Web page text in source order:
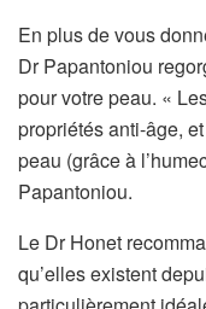
En plus de vous
Dr Papantoniou
pour votre peau. «
propriétés anti-âge,
peau (grâce à
Papantoniou.
Le Dr Honet
qu’elles existent